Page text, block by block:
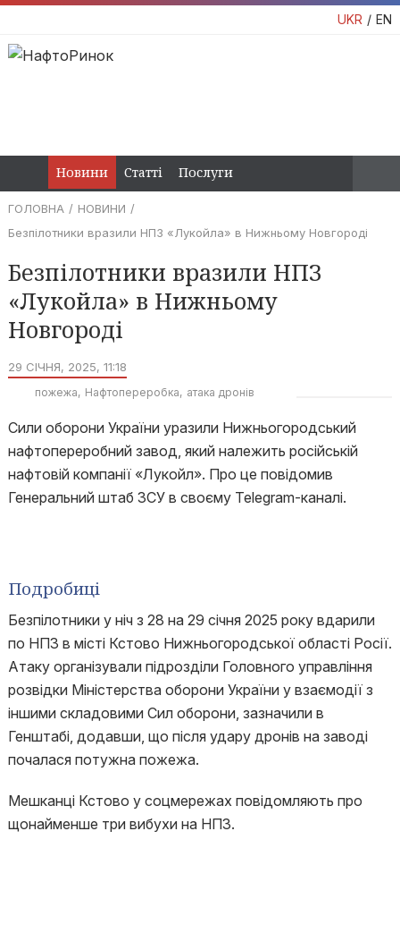
UKR EN
Новини Статті Послуги
ГОЛОВНА
НОВИНИ
Безпілотники вразили НПЗ «Лукойла» в Нижньому Новгороді
Безпілотники вразили НПЗ
«Лукойла» в Нижньому
Новгороді
29 СІЧНЯ, 2025, 11:18
пожежа Нафтопереробка атака дронів
Сили оборони України уразили Нижньогородський
нафтопереробний завод, який належить російській
нафтовій компанії «Лукойл». Про це повідомив
Генеральний штаб ЗСУ в своєму Telegram-каналі.
Подробиці
Безпілотники у ніч з 28 на 29 січня 2025 року вдарили
по НПЗ в місті Кстово Нижньогородської області Росії.
Атаку організували підрозділи Головного управління
розвідки Міністерства оборони України у взаємодії з
іншими складовими Сил оборони, зазначили в
Генштабі, додавши, що після удару дронів на заводі
почалася потужна пожежа.
Мешканці Кстово у соцмережах повідомляють про
щонайменше три вибухи на НПЗ.